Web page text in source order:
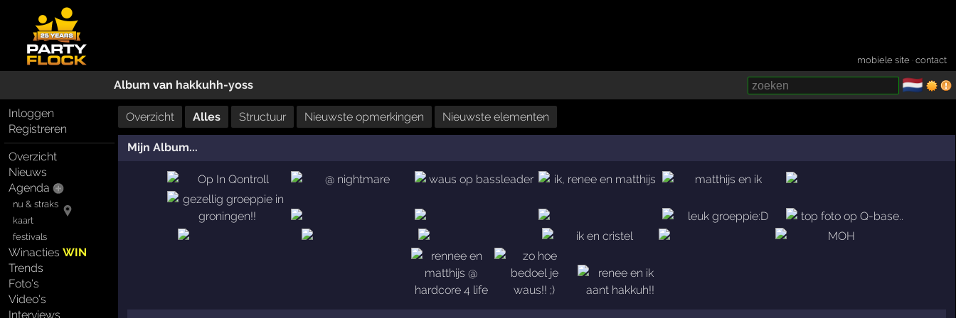
mobiele site ·contact
Album van hakkuhh-yoss 🇳🇱
Inloggen
Registreren
Overzicht
Nieuws
Agenda
nu & straks
kaart
festivals
WinactiesWIN
Trends
Foto's
Video's
Interviews
Overzicht Alles Structuur Nieuwste opmerkingen Nieuwste elementen
Mijn Album...